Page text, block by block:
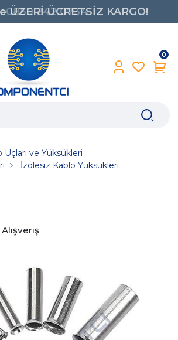
ÜZERİ ÜCRETSİZ KARGO!
0850 242 0734
0
Uçları ve Yüksükleri
İzolesiz Kablo Yüksükleri